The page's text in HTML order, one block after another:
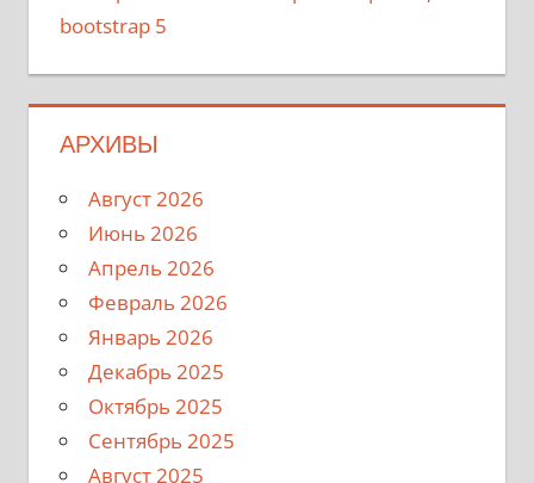
bootstrap 5
АРХИВЫ
Август 2026
Июнь 2026
Апрель 2026
Февраль 2026
Январь 2026
Декабрь 2025
Октябрь 2025
Сентябрь 2025
Август 2025